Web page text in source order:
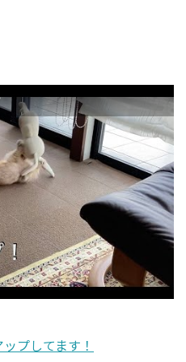
プしてます！